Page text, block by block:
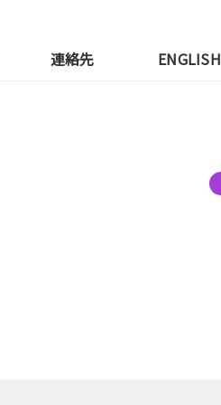
連絡先 ENGLISH